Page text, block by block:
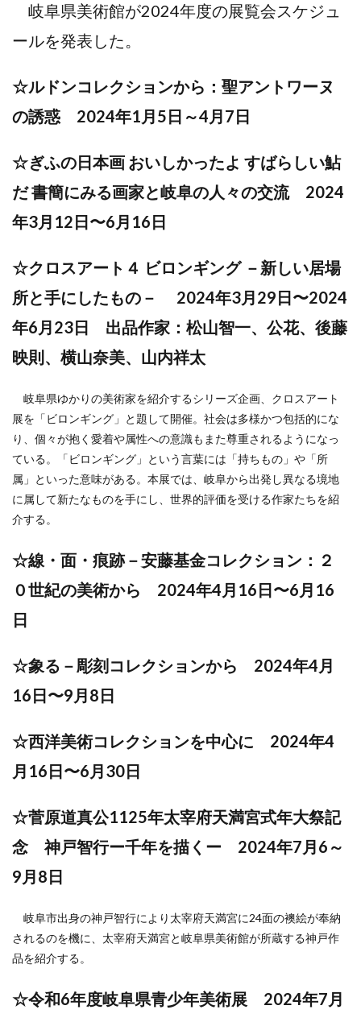
岐阜県美術館が2024年度の展覧会スケジュ
ールを発表した。
☆ルドンコレクションから：聖アントワーヌ
の誘惑 2024年1月5日～4月7日
☆ぎふの日本画 おいしかったよ すばらしい鮎
だ 書簡にみる画家と岐阜の人々の交流 2024
年3月12日〜6月16日
☆クロスアート４ ビロンギング －新しい居場
所と手にしたもの－ 2024年3月29日〜2024
年6月23日 出品作家：松山智一、公花、後藤
映則、横山奈美、山内祥太
岐阜県ゆかりの美術家を紹介するシリーズ企画、クロスアート
展を「ビロンギング」と題して開催。社会は多様かつ包括的にな
り、個々が抱く愛着や属性への意識もまた尊重されるようになっ
ている。「ビロンギング」という言葉には「持ちもの」や「所
属」といった意味がある。本展では、岐阜から出発し異なる境地
に属して新たなものを手にし、世界的評価を受ける作家たちを紹
介する。
☆線・面・痕跡－安藤基金コレクション：２
０世紀の美術から 2024年4月16日〜6月16
日
☆象る－彫刻コレクションから 2024年4月
16日〜9月8日
☆西洋美術コレクションを中心に 2024年4
月16日〜6月30日
☆菅原道真公1125年太宰府天満宮式年大祭記
念 神戸智行ー千年を描くー 2024年7月6～
9月8日
岐阜市出身の神戸智行により太宰府天満宮に24面の襖絵が奉納
されるのを機に、太宰府天満宮と岐阜県美術館が所蔵する神戸作
品を紹介する。
☆令和6年度岐阜県青少年美術展 2024年7月